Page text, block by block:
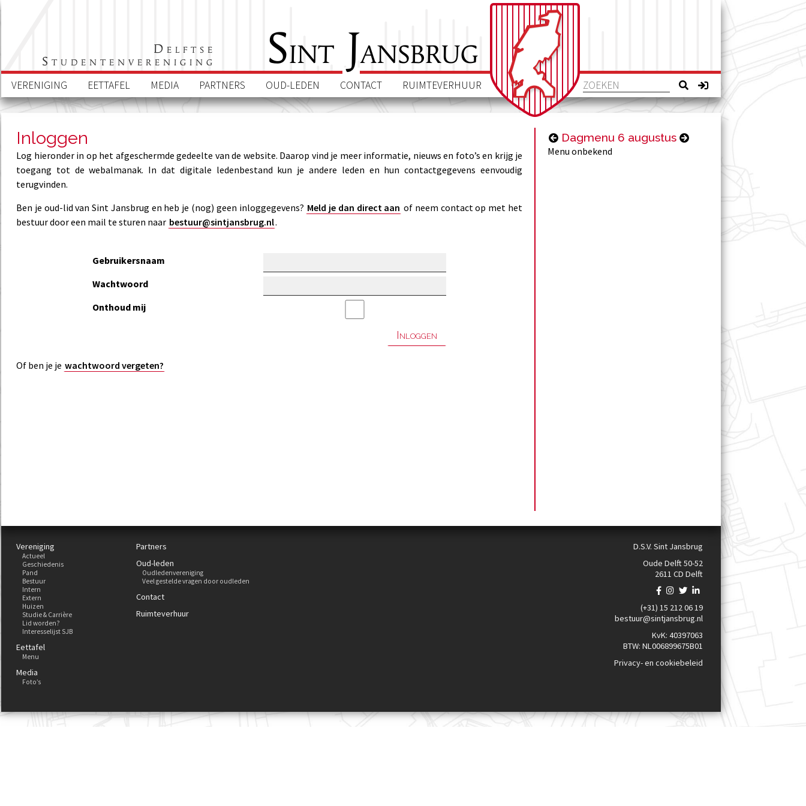
Delftse
Studentenvereniging
Sint Jansbrug
VERENIGING EETTAFEL MEDIA PARTNERS OUD-LEDEN CONTACT RUIMTEVERHUUR
Inloggen
Log hieronder in op het afgeschermde gedeelte van de website. Daarop vind je meer informatie, nieuws en foto’s en krijg je
toegang tot de webalmanak. In dat digitale ledenbestand kun je andere leden en hun contactgegevens eenvoudig
terugvinden.
Ben je oud-lid van Sint Jansbrug en heb je (nog) geen inloggegevens? Meld je dan direct aan of neem contact op met het
bestuur door een mail te sturen naar bestuur@sintjansbrug.nl.
Gebruikersnaam
Wachtwoord
Onthoud mij
Of ben je je wachtwoord vergeten?
Dagmenu 6 augustus
Menu onbekend
Vereniging
Actueel
Geschiedenis
Pand
Bestuur
Intern
Extern
Huizen
Studie & Carrière
Lid worden?
Interesselijst SJB
Eettafel
Menu
Media
Foto’s
Partners
Oud-leden
Oudledenvereniging
Veel gestelde vragen door oudleden
Contact
Ruimteverhuur
D.S.V. Sint Jansbrug
Oude Delft 50-52
2611 CD Delft
(+31) 15 212 06 19
bestuur@sintjansbrug.nl
KvK: 40397063
BTW: NL006899675B01
Privacy- en cookiebeleid